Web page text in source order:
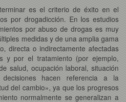
es el criterio de éxito en el
por drogadicción. En los estudios
por abuso de drogas es muy
medidas y de una amplia gama
directa o indirectamente afectadas
y por el tratamiento (por ejemplo,
salud, ocupación laboral, situación
hacen referencia a la
del cambio», ya que los progresos
normalmente se generalizan a